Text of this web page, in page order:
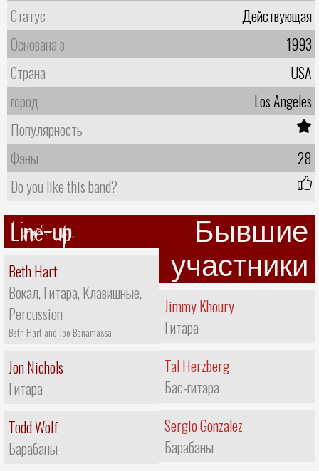
Статус
Действующая
Основана в
1993
Страна
USA
город
Los Angeles
Популярность
Фэны
28
Do you like this band?
Line-up
Beth Hart
Вокал, Гитара, Клавишные,
Percussion
Beth Hart and Joe Bonamassa
Jon Nichols
Гитара
Todd Wolf
Барабаны
Бывшие
участники
Jimmy Khoury
Гитара
Tal Herzberg
Бас-гитара
Sergio Gonzalez
Барабаны